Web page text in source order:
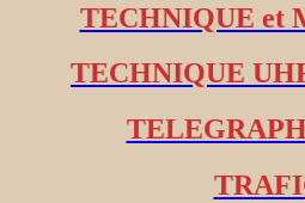
TECHNIQUE et
TECHNIQUE